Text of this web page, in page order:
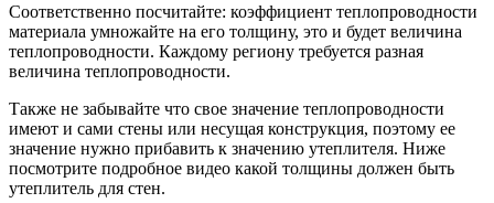
Соответственно посчитайте: коэффициент теплопроводности
материала умножайте на его толщину, это и будет величина
теплопроводности. Каждому региону требуется разная
величина теплопроводности.
Также не забывайте что свое значение теплопроводности
имеют и сами стены или несущая конструкция, поэтому ее
значение нужно прибавить к значению утеплителя. Ниже
посмотрите подробное видео какой толщины должен быть
утеплитель для стен.